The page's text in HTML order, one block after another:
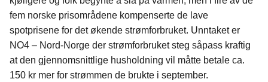
fem norske prisområdene kompenserte de lave
spotprisene for det økende strømforbruket. Unntaket er
NO4 – Nord-Norge der strømforbruket steg såpass kraftig
at den gjennomsnittlige husholdning vil måtte betale ca.
150 kr mer for strømmen de brukte i september.